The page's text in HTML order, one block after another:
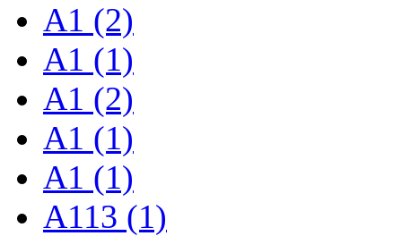
A1 (2)
A1 (1)
A1 (2)
A1 (1)
A1 (1)
A113 (1)